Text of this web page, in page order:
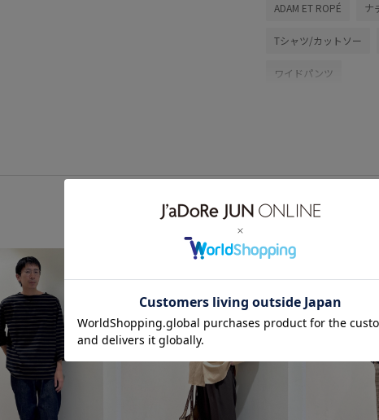
ADAM ET ROPÉ ナ
Tシャツ/カットソー
ワイドパンツ